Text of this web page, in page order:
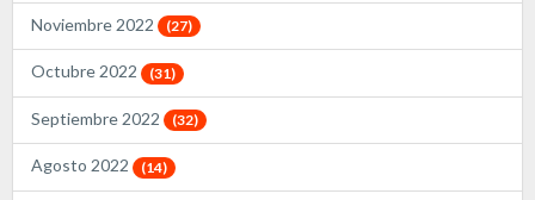
Noviembre 2022 (27)
Octubre 2022 (31)
Septiembre 2022 (32)
Agosto 2022 (14)